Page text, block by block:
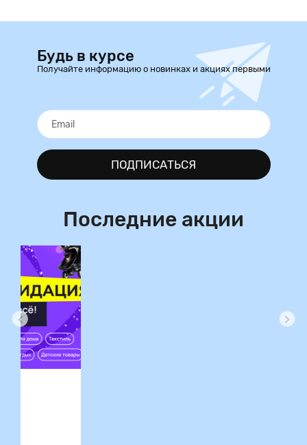
Будь в курсе
Получайте информацию о новинках и акциях первыми
ПОДПИСАТЬСЯ
Последние акции